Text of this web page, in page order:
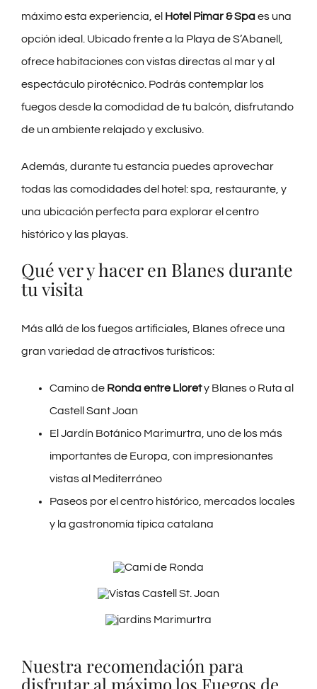
máximo esta experiencia, el Hotel Pimar & Spaes una
opción ideal. Ubicado frente a la Playa de S’Abanell,
ofrece habitaciones con vistas directas al mar y al
espectáculo pirotécnico. Podrás contemplar los
fuegos desde la comodidad de tu balcón, disfrutando
de un ambiente relajado y exclusivo.
Además, durante tu estancia puedes aprovechar
todas las comodidades del hotel: spa, restaurante, y
una ubicación perfecta para explorar el centro
histórico y las playas.
Qué ver y hacer en Blanes durante
tu visita
Más allá de los fuegos artificiales, Blanes ofrece una
gran variedad de atractivos turísticos:
Camino de Ronda entre Llorety Blanes o Ruta al
Castell Sant Joan
El Jardín Botánico Marimurtra, uno de los más
importantes de Europa, con impresionantes
vistas al Mediterráneo
Paseos por el centro histórico, mercados locales
y la gastronomía típica catalana
Nuestra recomendación para
disfrutar al máximo los Fuegos de